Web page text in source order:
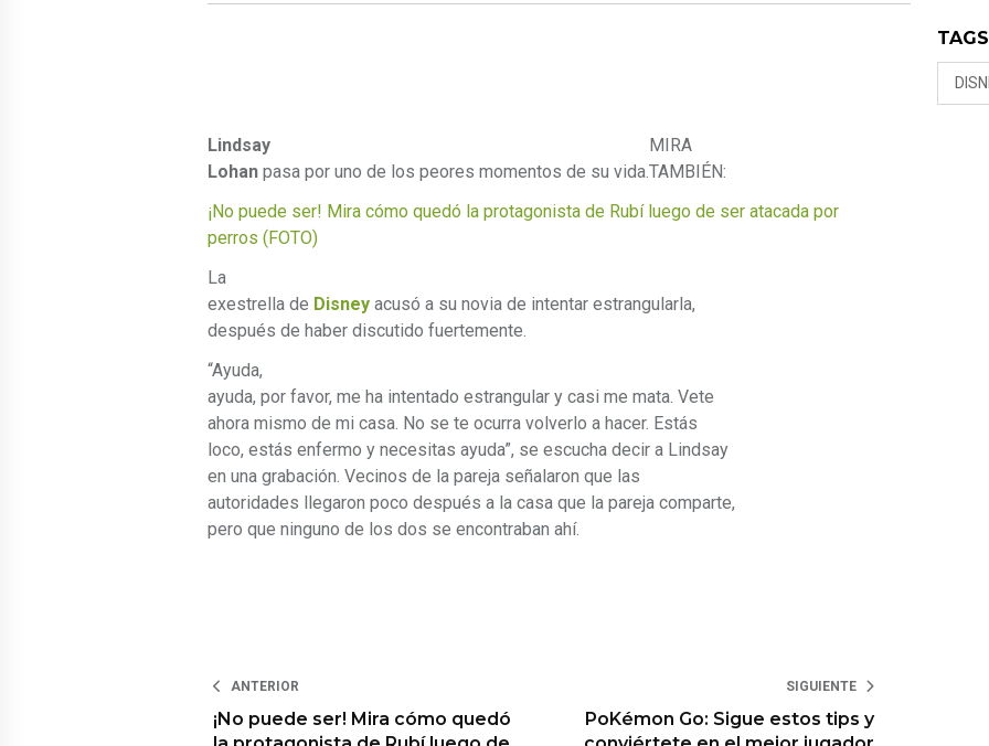
Lindsay
Lohan pasa por uno de los peores momentos de su vida.
MIRA
TAMBIÉN:
¡No puede ser! Mira cómo quedó la protagonista de Rubí luego de ser atacada por
perros (FOTO)
La
exestrella de Disney acusó a su novia de intentar estrangularla,
después de haber discutido fuertemente.
“Ayuda,
ayuda, por favor, me ha intentado estrangular y casi me mata. Vete
ahora mismo de mi casa. No se te ocurra volverlo a hacer. Estás
loco, estás enfermo y necesitas ayuda”, se escucha decir a Lindsay
en una grabación. Vecinos de la pareja señalaron que las
autoridades llegaron poco después a la casa que la pareja comparte,
pero que ninguno de los dos se encontraban ahí.
ANTERIOR
¡No puede ser! Mira cómo quedó
SIGUIENTE
PoKémon Go: Sigue estos tips y
TAGS